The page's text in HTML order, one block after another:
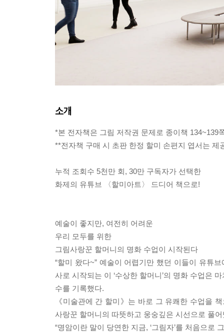
소개
*본 전자책은 그림 저작권 문제로 종이책 134~139
**전자책 구매 시 초판 한정 할미 손편지 엽서는 제
누적 조회수 5천만 회, 30만 구독자가 선택한
화제의 유튜브 〈할미아트〉 드디어 책으로!
예술이 좋지만, 여전히 어려운
우리 모두를 위한
그림사랑꾼 할머니의 명화 수업이 시작된다
“할미 왔다~” 예술이 어렵기만 했던 이들이 유튜
사로 시작되는 이 ‘수상한 할머니’의 명화 수업은
수를 기록했다.
《미술관에 간 할미》는 바로 그 유쾌한 수업을
사랑꾼 할머니의 따뜻하고 웅숭깊은 시선으로 풀
“명암이란 말이 당연한 지금, ‘그림자’를 처음으로